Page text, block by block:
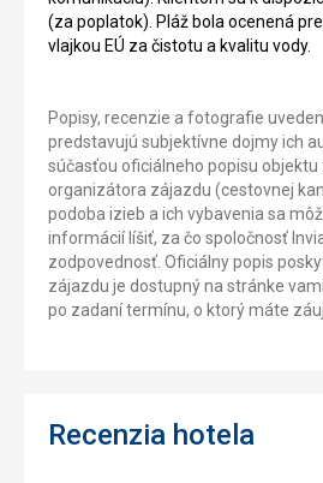
(za poplatok). Pláž bola ocenená
vlajkou EÚ za čistotu a kvalitu vody.
Popisy, recenzie a fotografie
predstavujú subjektívne dojmy ich
súčasťou oficiálneho popisu objektu
organizátora zájazdu (cestovnej
podoba izieb a ich vybavenia sa
informácií líšiť, za čo spoločnosť
zodpovednosť. Oficiálny popis
zájazdu je dostupný na stránke
po zadaní termínu, o ktorý máte
Recenzia hotela